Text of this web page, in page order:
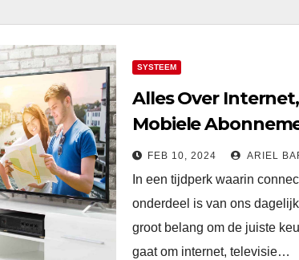
SYSTEEM
Alles Over
Mobiele
Nederland
FEB 10, 2024 ARIEL
In een tijdperk waarin
onderdeel is van ons
groot belang om de juiste
gaat om internet, televisie…